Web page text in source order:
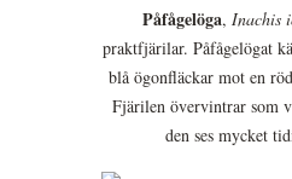
Påfågelöga, Inachis
praktfjärilar. Påfågelögat
blå ögonfläckar mot en
Fjärilen övervintrar som
den ses mycket